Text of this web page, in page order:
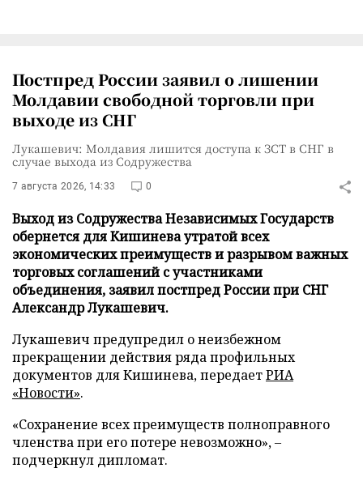
Постпред России заявил о лишении
Молдавии свободной торговли при
выходе из СНГ
Лукашевич: Молдавия лишится доступа к ЗСТ в СНГ в
случае выхода из Содружества
7 августа 2026, 14:33 0
Выход из Содружества Независимых Государств
обернется для Кишинева утратой всех
экономических преимуществ и разрывом важных
торговых соглашений с участниками
объединения, заявил постпред России при СНГ
Александр Лукашевич.
Лукашевич предупредил о неизбежном
прекращении действия ряда профильных
документов для Кишинева, передаетРИА
«Новости».
«Сохранение всех преимуществ полноправного
членства при его потере невозможно», –
подчеркнул дипломат.